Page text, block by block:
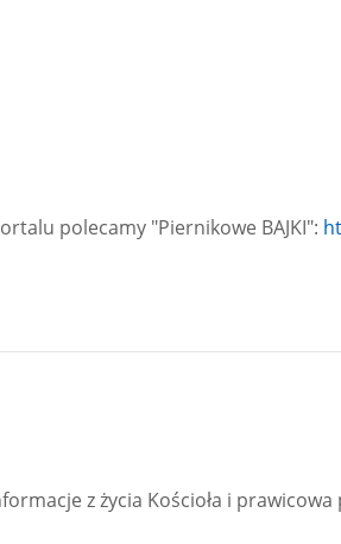
polecamy "Piernikowe BAJKI":
z życia Kościoła i prawicowa